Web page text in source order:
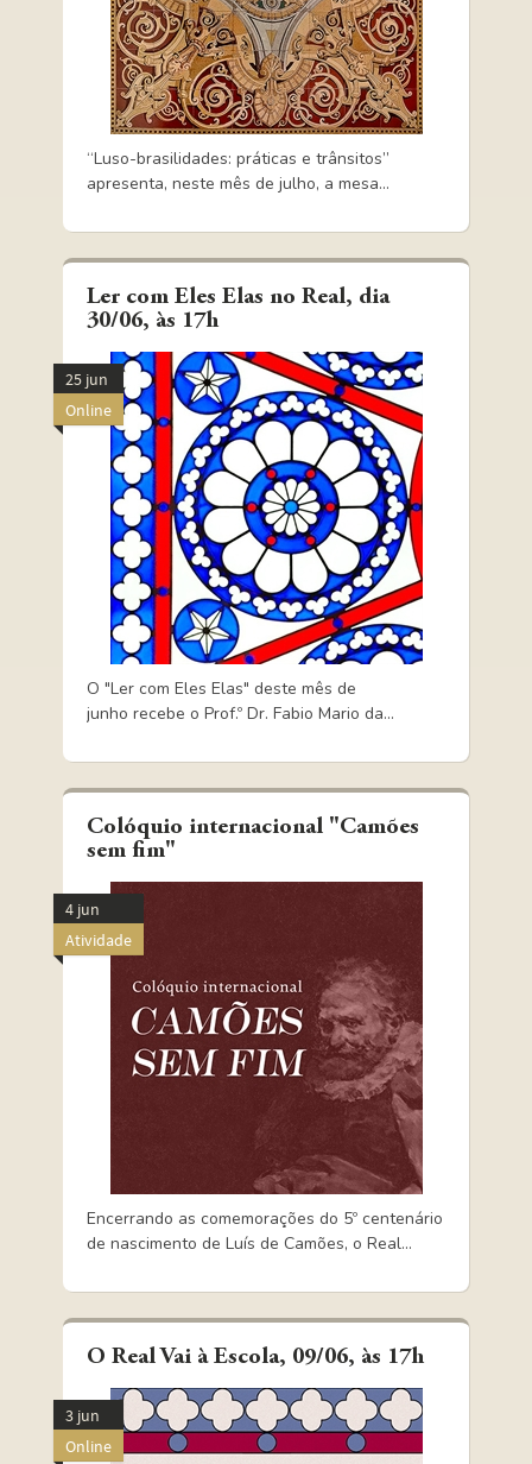
“Luso-brasilidades: práticas e trânsitos”
apresenta, neste mês de julho, a mesa...
Ler com Eles Elas no Real, dia
30/06, às 17h
25 jun
Online
O "Ler com Eles Elas" deste mês de
junho recebe o Prof.º Dr. Fabio Mario da...
Colóquio internacional "Camões
sem fim"
4 jun
Atividade
Encerrando as comemorações do 5º centenário
de nascimento de Luís de Camões, o Real...
O Real Vai à Escola, 09/06, às 17h
3 jun
Online